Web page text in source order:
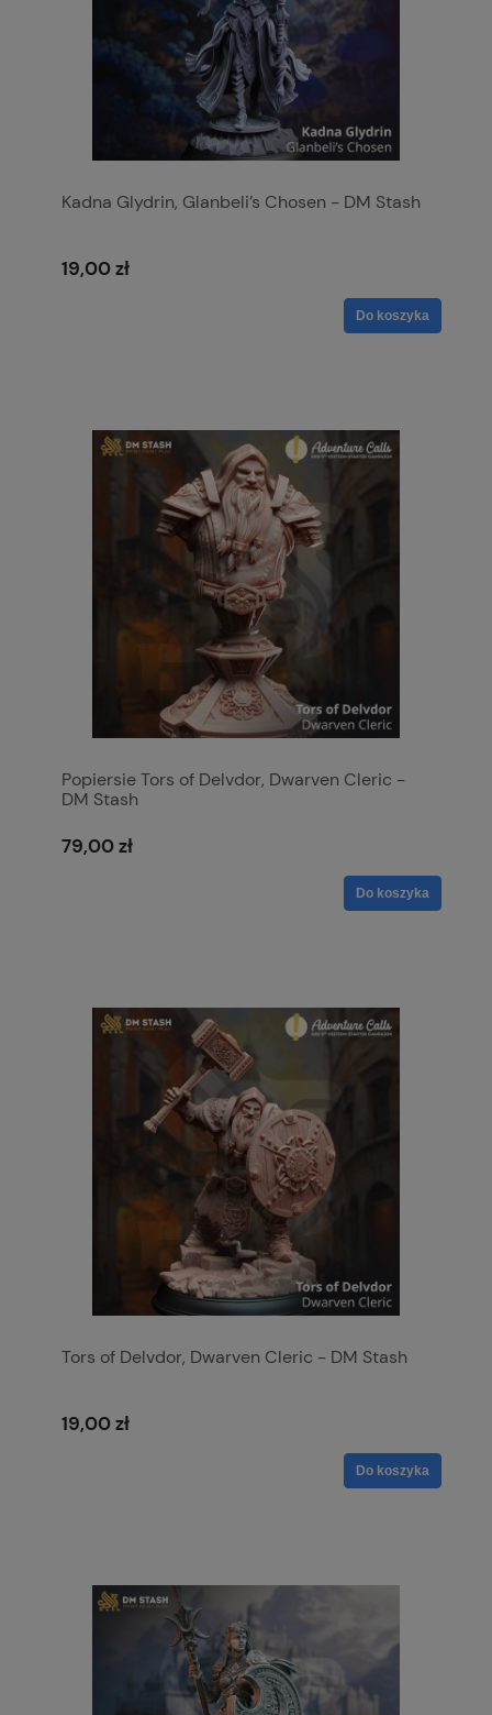
Kadna Glydrin, Glanbeli’s Chosen - DM Stash
19,00 zł
Do koszyka
Popiersie Tors of Delvdor, Dwarven Cleric -
DM Stash
79,00 zł
Do koszyka
Tors of Delvdor, Dwarven Cleric - DM Stash
19,00 zł
Do koszyka